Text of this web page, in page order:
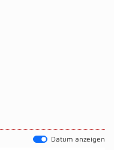
Datum anzeigen